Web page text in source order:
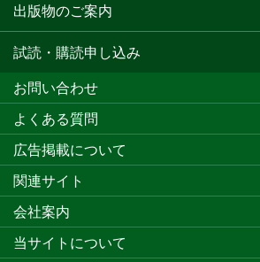
出版物のご案内
試読・購読申し込み
お問い合わせ
よくある質問
広告掲載について
関連サイト
会社案内
当サイトについて